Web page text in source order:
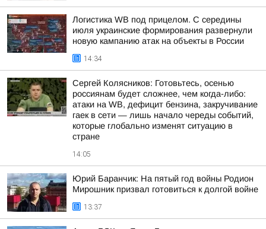
Логистика WB под прицелом. С середины
июля украинские формирования развернули
новую кампанию атак на объекты в России
14:34
Сергей Колясников: Готовьтесь, осенью
россиянам будет сложнее, чем когда-либо:
атаки на WB, дефицит бензина, закручивание
гаек в сети — лишь начало череды событий,
которые глобально изменят ситуацию в
стране
14:05
Юрий Баранчик: На пятый год войны Родион
Мирошник призвал готовиться к долгой войне
13:37